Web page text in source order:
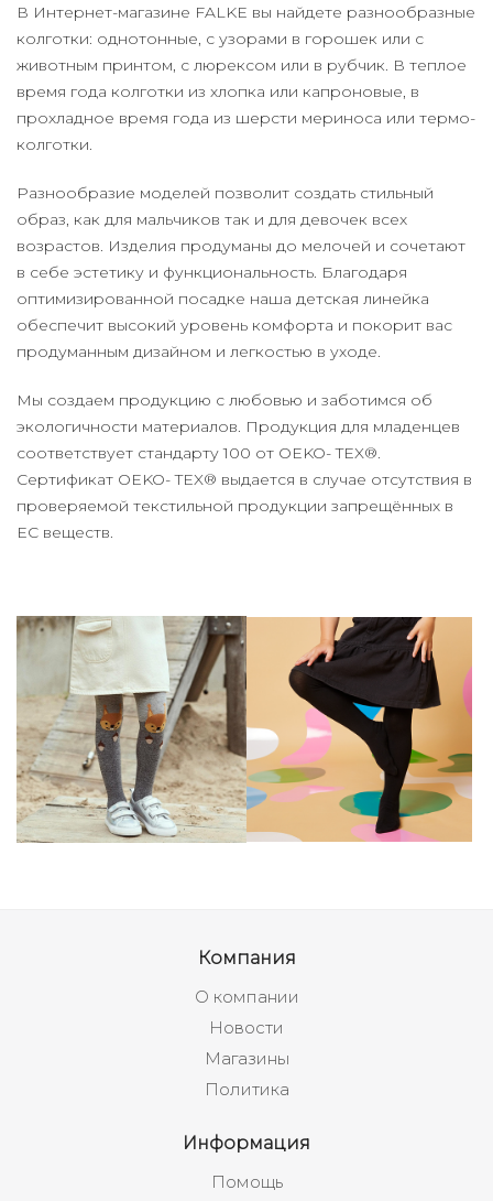
В Интернет-магазине FALKE вы найдете разнообразные
колготки: однотонные, с узорами в горошек или с
животным принтом, с люрексом или в рубчик. В теплое
время года колготки из хлопка или капроновые, в
прохладное время года из шерсти мериноса или термо-
колготки.
Разнообразие моделей позволит создать стильный
образ, как для мальчиков так и для девочек всех
возрастов. Изделия продуманы до мелочей и сочетают
в себе эстетику и функциональность. Благодаря
оптимизированной посадке наша детская линейка
обеспечит высокий уровень комфорта и покорит вас
продуманным дизайном и легкостью в уходе.
Мы создаем продукцию с любовью и заботимся об
экологичности материалов. Продукция для младенцев
соответствует стандарту 100 от OEKO- TEX®.
Сертификат OEKO- TEX® выдается в случае отсутствия в
проверяемой текстильной продукции запрещённых в
ЕС веществ.
Компания
О компании
Новости
Магазины
Политика
Информация
Помощь